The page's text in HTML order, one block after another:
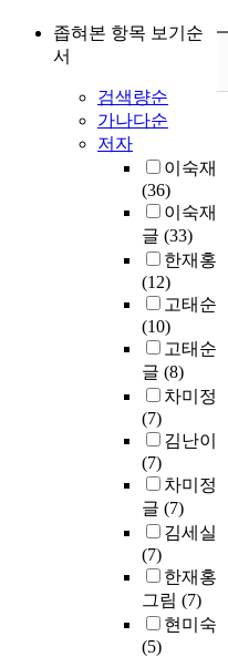
좁혀본 항목 보기순
서
검색량순
가나다순
저자
이숙재
(36)
이숙재
글 (33)
한재홍
(12)
고태순
(10)
고태순
글 (8)
차미정
(7)
김난이
(7)
차미정
글 (7)
김세실
(7)
한재홍
그림 (7)
현미숙
(5)